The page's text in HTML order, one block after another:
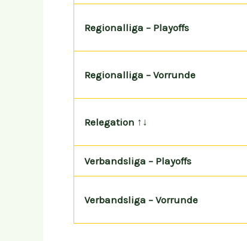
Regionalliga – Playoffs
Regionalliga – Vorrunde
Relegation ↑↓
Verbandsliga – Playoffs
Verbandsliga – Vorrunde